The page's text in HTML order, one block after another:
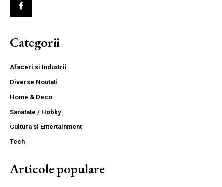
Categorii
Afaceri si Industrii
Diverse Noutati
Home & Deco
Sanatate / Hobby
Cultura si Entertainment
Tech
Articole populare